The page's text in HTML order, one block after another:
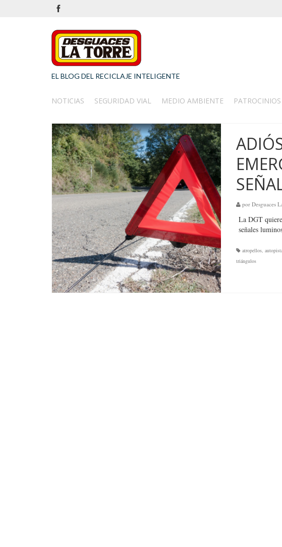
EL BLOG DEL RECICLAJE INTELIGENTE
NOTICIAS SEGURIDAD VIAL MEDIO AMBIENTE PATROCINIOS
por Desguaces
La DGT
señales
atropellos,
triángulos